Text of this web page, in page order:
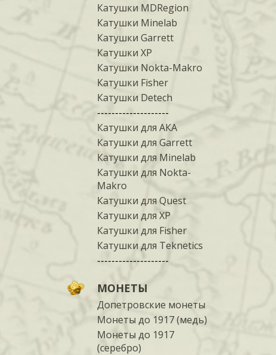
Катушки MDRegion
Катушки Minelab
Катушки Garrett
Катушки XP
Катушки Nokta-Makro
Катушки Fisher
Катушки Detech
--------------------
Катушки для АКА
Катушки для Garrett
Катушки для Minelab
Катушки для Nokta-
Makro
Катушки для Quest
Катушки для XP
Катушки для Fisher
Катушки для Teknetics
--------------------
МОНЕТЫ
Допетровские монеты
Монеты до 1917 (медь)
Монеты до 1917
(серебро)